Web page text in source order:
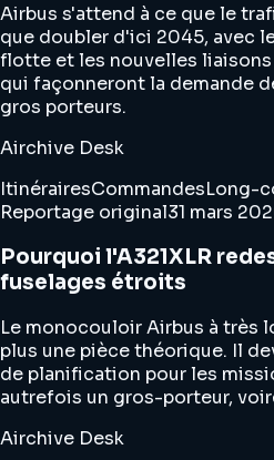
Airbus s'attend à ce que le
que doubler d'ici 2045, avec
flotte et les nouvelles
qui façonneront la demande
gros porteurs.
Airchive Desk
ItinérairesCommandesLong-
Reportage original31 mars
Pourquoi l'A321XLR
fuselages étroits
Le monocouloir Airbus à très
plus une pièce théorique. Il
de planification pour les
autrefois un gros-porteur,
Airchive Desk